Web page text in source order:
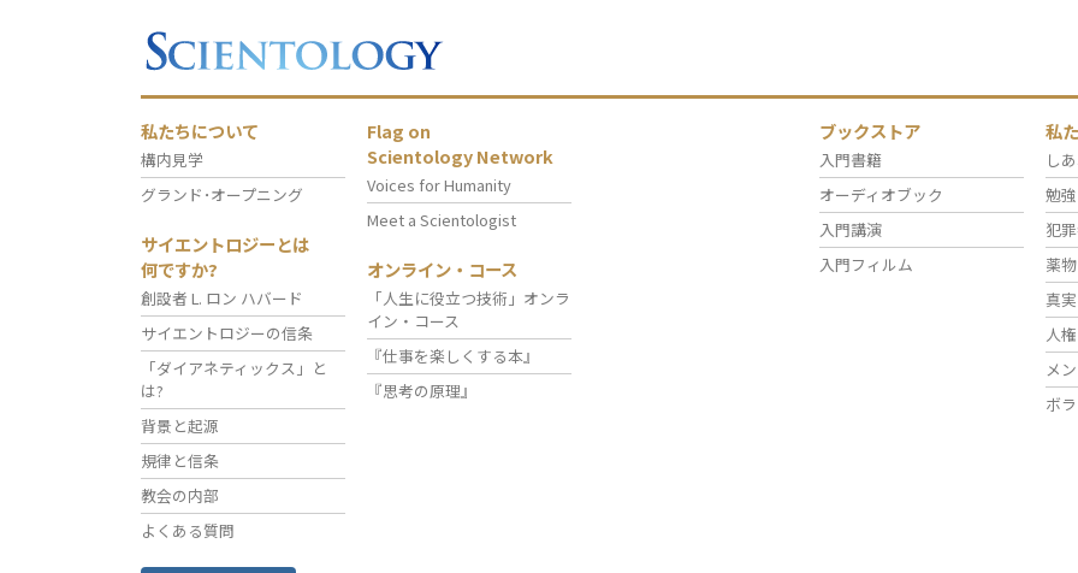
私たちについて
構内見学
グランド･オープニング
サイエントロジーとは
何ですか?
創設者 L. ロン ハバード
サイエントロジーの信条
「ダイアネティックス」と
は?
背景と起源
規律と信条
教会の内部
よくある質問
Flag on
Scientology Network
Voices for Humanity
Meet a Scientologist
オンライン・コース
「人生に役立つ技術」オンラ
イン・コース
『仕事を楽しくする本』
『思考の原理』
ブックストア
入門書籍
オーディオブック
入門講演
入門フィルム
私
し
勉
犯
薬
真
人権
メ
ボ